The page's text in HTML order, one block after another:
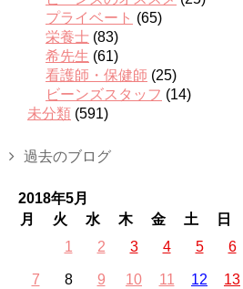
プライベート (65)
栄養士 (83)
希先生 (61)
看護師・保健師 (25)
ビーンズスタッフ (14)
未分類 (591)
過去のブログ
2018年5月
月
火 水 木 金 土
日
1
2 3 4 5 6
7 8 9 10 11 12 13